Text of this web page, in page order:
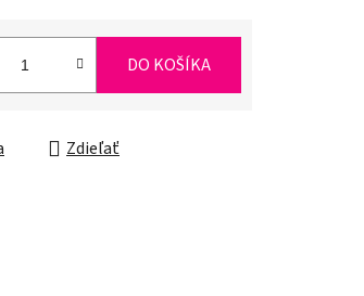
DO KOŠÍKA
Zdieľať